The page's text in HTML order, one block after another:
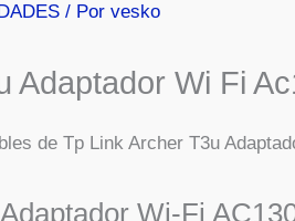
/ Porvesko
Adaptador Wi Fi
Wi-Fi